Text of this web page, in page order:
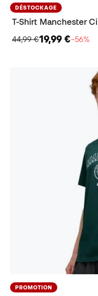
DÉSTOCKAGE
T-Shirt Manchester
44,99 €19,99 €−56%
PROMOTION